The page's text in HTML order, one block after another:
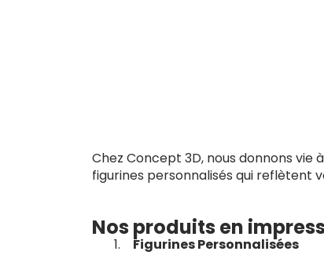
Chez Concept 3D, nous donnons vie
figurines personnalisés qui reflètent
Nos produits en
Figurines Personnalisées